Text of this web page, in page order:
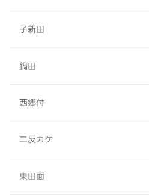
子新田
鍋田
西郷付
二反カケ
東田面